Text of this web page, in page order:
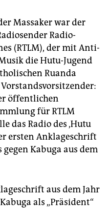
Massaker war der
Radio-
(RTLM), der mit Anti-
die Hutu-Jugend
Ruanda
öffentlichen
für RTLM
das Radio des ‚Hutu
ersten Anklageschrift
Kabuga aus dem
aus dem Jahr
als „Präsident“